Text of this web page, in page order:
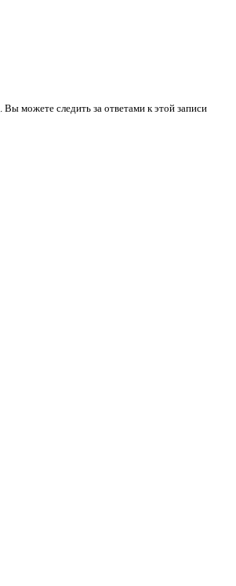
. Вы можете следить за ответами к этой записи